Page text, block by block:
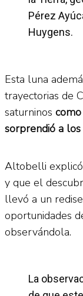
Pérez
Huygens.
Esta luna
trayectorias de
saturninos
sorprendió a los
Altobelli explicó
y que el
llevó a un
oportunidades
observándola.
La